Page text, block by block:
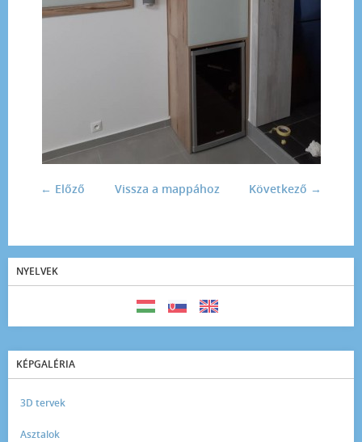
← Előző Következő →
Vissza a mappához
NYELVEK
KÉPGALÉRIA
3D tervek
Asztalok